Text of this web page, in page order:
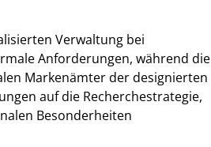
Verwaltung bei
Anforderungen, während die
Markenämter der designierten
auf die Recherchestrategie,
Besonderheiten